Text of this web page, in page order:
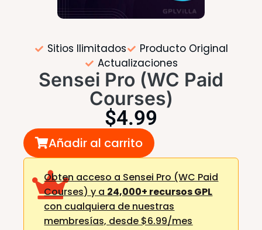
Sitios Ilimitados
Producto Original
Actualizaciones
Sensei Pro (WC Paid
Courses)
$4.99
Añadir al carrito
Obten acceso a Sensei Pro (WC Paid
Courses) y a 24,000+ recursos GPL
con cualquiera de nuestras
membresías, desde $6.99/mes